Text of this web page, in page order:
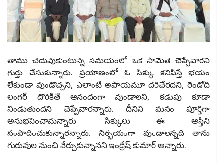
తాము చదువుకుంటున్న సమయంలో ఒక సామెత చెప్పేవారని
గుర్తు చేసుకున్నారు. ప్రయాణంలో ఓ సిక్కు కనిపిస్తే భయం
లేకుండా వుండొచ్చని, ఎలాంటి అపాయమూ దరిచేరదని, రెండోది
లంగర్ దొరికితే ఆనందంగా వుండాలని, కడుపు కూడా
నిండుతుందని చెప్పేవారన్నారు. దీనిని మనం పూర్తిగా
అనుభవించామన్నారు. సిక్కులు ఈ ఆస్తిని
సంపాదించుకున్నారన్నారు. నిర్భయంగా వుండాలన్నది తాను
గురువుల నుంచి నేర్చుకున్నానని ఇంద్రేష్ కుమార్ అన్నారు.